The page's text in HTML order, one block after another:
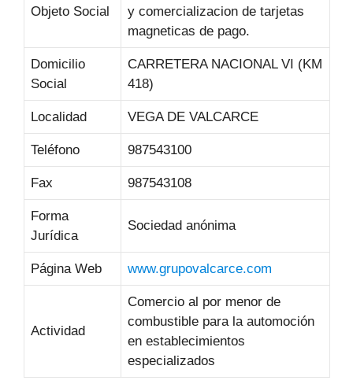
Objeto Social
y comercializacion de tarjetas
magneticas de pago.
Domicilio
Social
CARRETERA NACIONAL VI (KM
418)
Localidad VEGA DE VALCARCE
Teléfono 987543100
Fax 987543108
Forma
Jurídica
Sociedad anónima
Página Web www.grupovalcarce.com
Actividad
Comercio al por menor de
combustible para la automoción
en establecimientos
especializados